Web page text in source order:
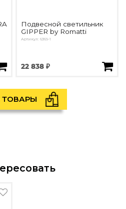
Подвесной светильник
GIPPER by Romatti
Артикул: 6369-1
22 838 ₽
ТОВАРЫ